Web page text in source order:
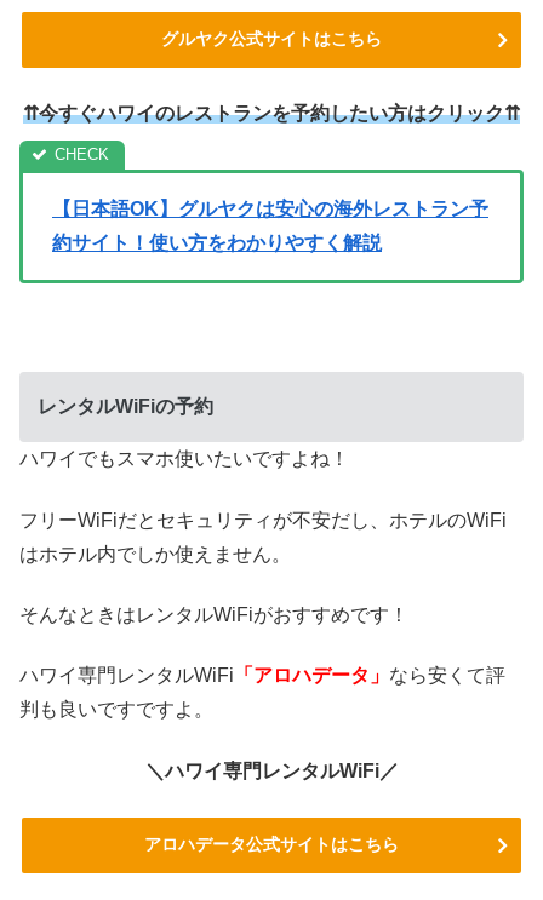
グルヤク公式サイトはこちら
⇈今すぐハワイのレストランを予約したい方はクリック⇈
【日本語OK】グルヤクは安心の海外レストラン予
約サイト！使い方をわかりやすく解説
レンタルWiFiの予約
ハワイでもスマホ使いたいですよね！
フリーWiFiだとセキュリティが不安だし、ホテルのWiFi
はホテル内でしか使えません。
そんなときはレンタルWiFiがおすすめです！
ハワイ専門レンタルWiFi 「アロハデータ」 なら安くて評
判も良いですですよ。
＼ハワイ専門レンタルWiFi／
アロハデータ公式サイトはこちら